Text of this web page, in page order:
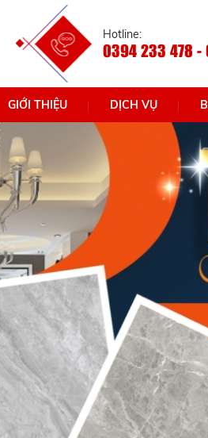
Hotline:
0394 233 478 -
GIỚI THIỆU DỊCH VỤ